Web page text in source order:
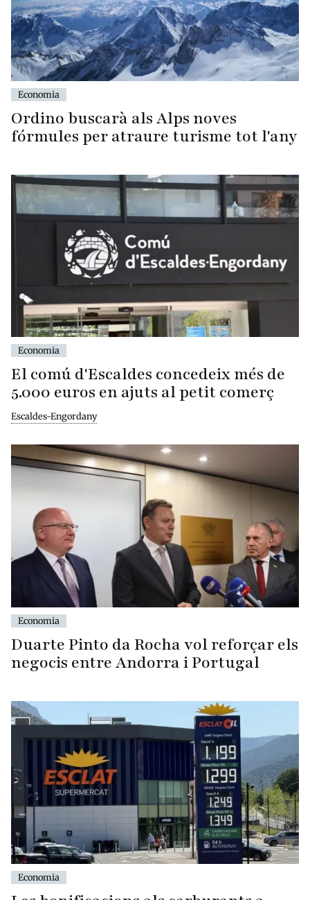
Economia
Ordino buscarà als Alps noves
fórmules per atraure turisme tot l'any
Economia
El comú d'Escaldes concedeix més de
5.000 euros en ajuts al petit comerç
Escaldes-Engordany
Economia
Duarte Pinto da Rocha vol reforçar els
negocis entre Andorra i Portugal
Economia